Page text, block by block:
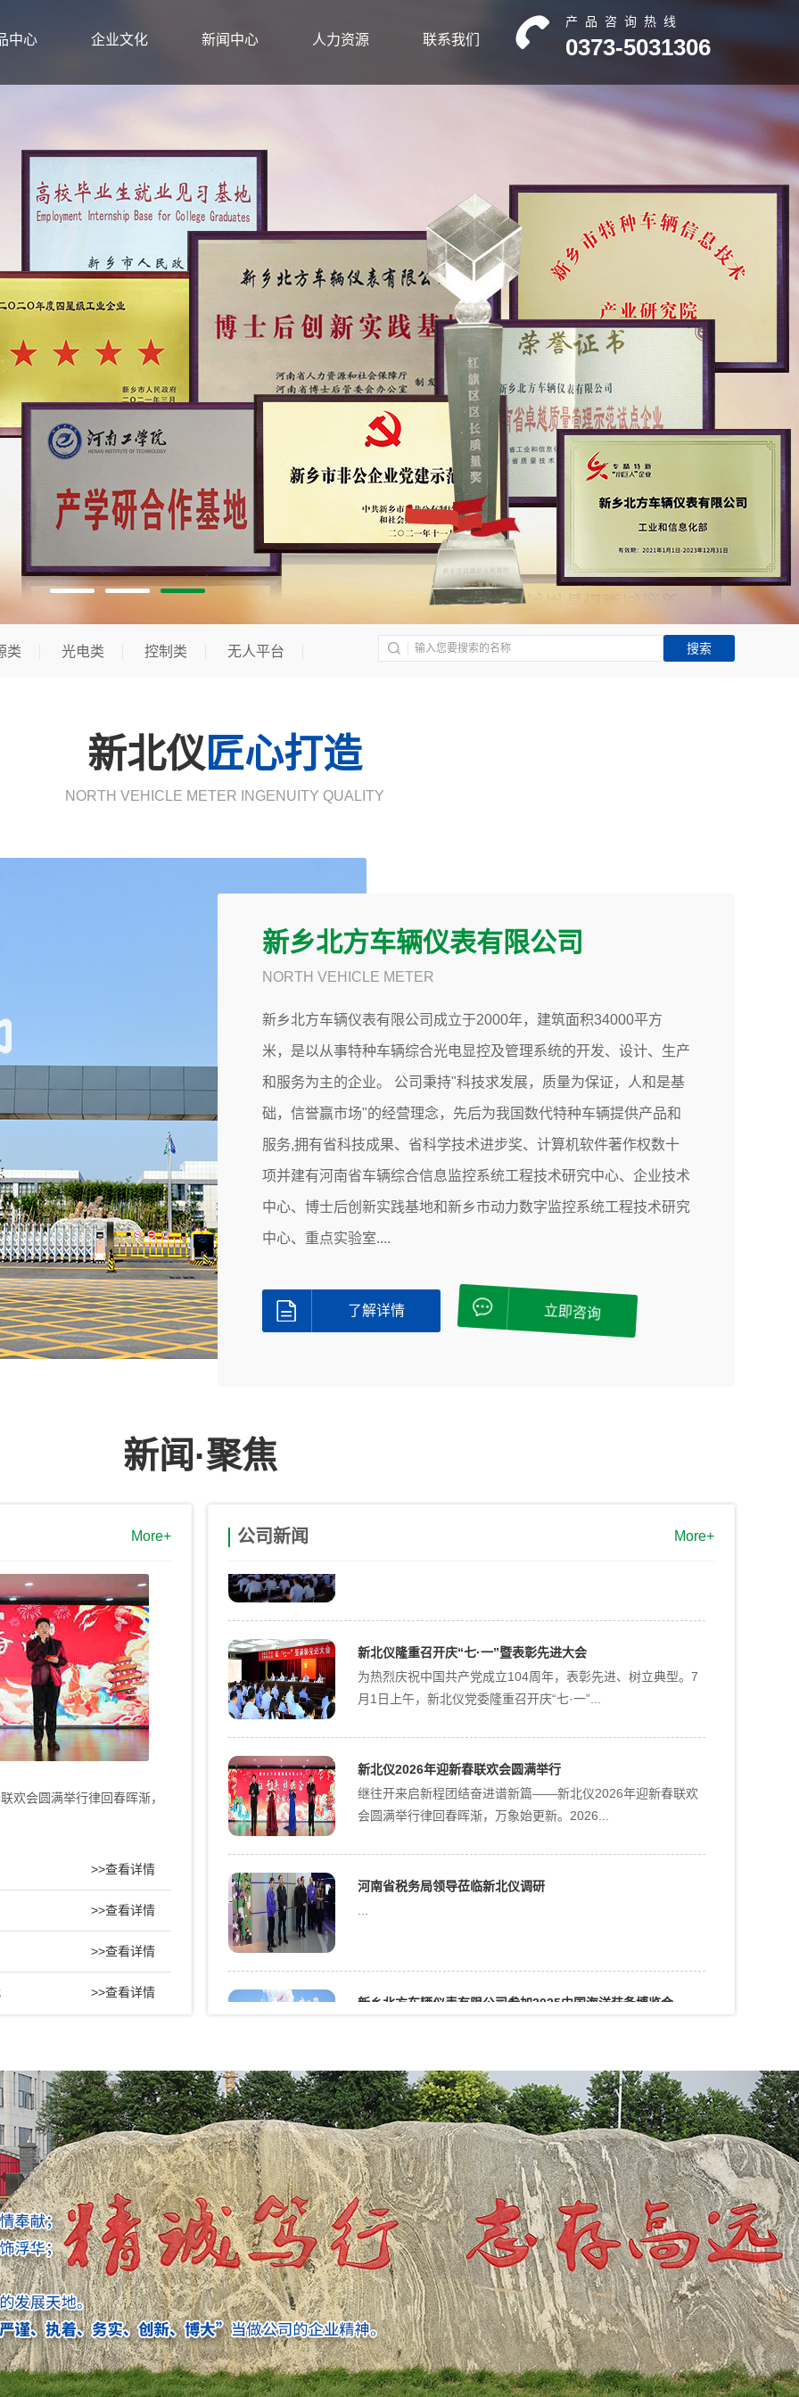
中心 企业文化 新闻中心 人力资源 联系我们
产品咨询热线
0373-5031306
类 光电类 控制类 无人平台
新北仪匠心打造
NORTH VEHICLE METER INGENUITY QUALITY
新乡北方车辆仪表有限公司
NORTH VEHICLE METER
新乡北方车辆仪表有限公司成立于2000年，建筑面积34000平方
米，是以从事特种车辆综合光电显控及管理系统的开发、设计、生产
和服务为主的企业。 公司秉持"科技求发展，质量为保证，人和是基
础，信誉赢市场"的经营理念，先后为我国数代特种车辆提供产品和
服务,拥有省科技成果、省科学技术进步奖、计算机软件著作权数十
项并建有河南省车辆综合信息监控系统工程技术研究中心、企业技术
中心、博士后创新实践基地和新乡市动力数字监控系统工程技术研究
中心、重点实验室....
了解详情 立即咨询
新闻·聚焦
More+
会圆满举行律回春晖渐，
>>查看详情
>>查看详情
>>查看详情
>>查看详情
公司新闻 More+
新北仪2026年迎新春联欢会圆满举行
会圆满举行律回春晖渐，万象始更新。2026...
...
新乡北方车辆仪表有限公司参加2025中国海洋装备博览会
2025年10月16日至19日，以“绿动领航、智驭深蓝”为主题的第
2025年国家网络安全宣传周
新北仪2026年迎新春联欢会圆满举行
继往开来启新程团结奋进谱新篇——新北仪2026年迎新春联欢
河南省税务局领导莅临新北仪调研
...
新乡北方车辆仪表有限公司参加2025中国海洋装备博览会
铭记胜利荣光，激发奋斗热情
铭记胜利荣光，激发奋斗热情 &...
新北仪隆重召开庆“七·一”暨表彰先进大会
为热烈庆祝中国共产党成立104周年，表彰先进、树立典型。7
月1日上午，新北仪党委隆重召开庆“七·一”...